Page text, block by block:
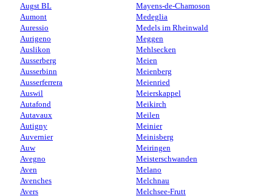
Augst BL
Aumont
Auressio
Aurigeno
Auslikon
Ausserberg
Ausserbinn
Ausserferrera
Auswil
Autafond
Autavaux
Autigny
Auvernier
Auw
Avegno
Aven
Avenches
Avers
Mayens-de-Chamoson
Medeglia
Medels im Rheinwald
Meggen
Mehlsecken
Meien
Meienberg
Meienried
Meierskappel
Meikirch
Meilen
Meinier
Meinisberg
Meiringen
Meisterschwanden
Melano
Melchnau
Melchsee-Frutt